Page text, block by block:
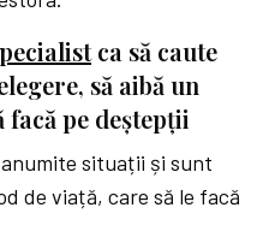
ca să caute
să aibă un
facă pe deștepții
situații și sunt
de viață, care să le facă